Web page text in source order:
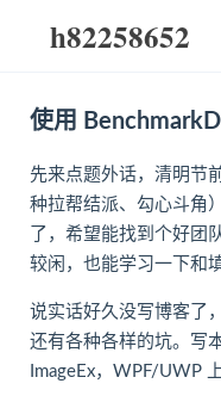
h82258652
使用
先来点题外话，清明节
种拉帮结派、勾心斗角
了，希望能找到个好团
较闲，也能学习一下和
说实话好久没写博客了
还有各种各样的坑。写
ImageEx，WPF/UWP